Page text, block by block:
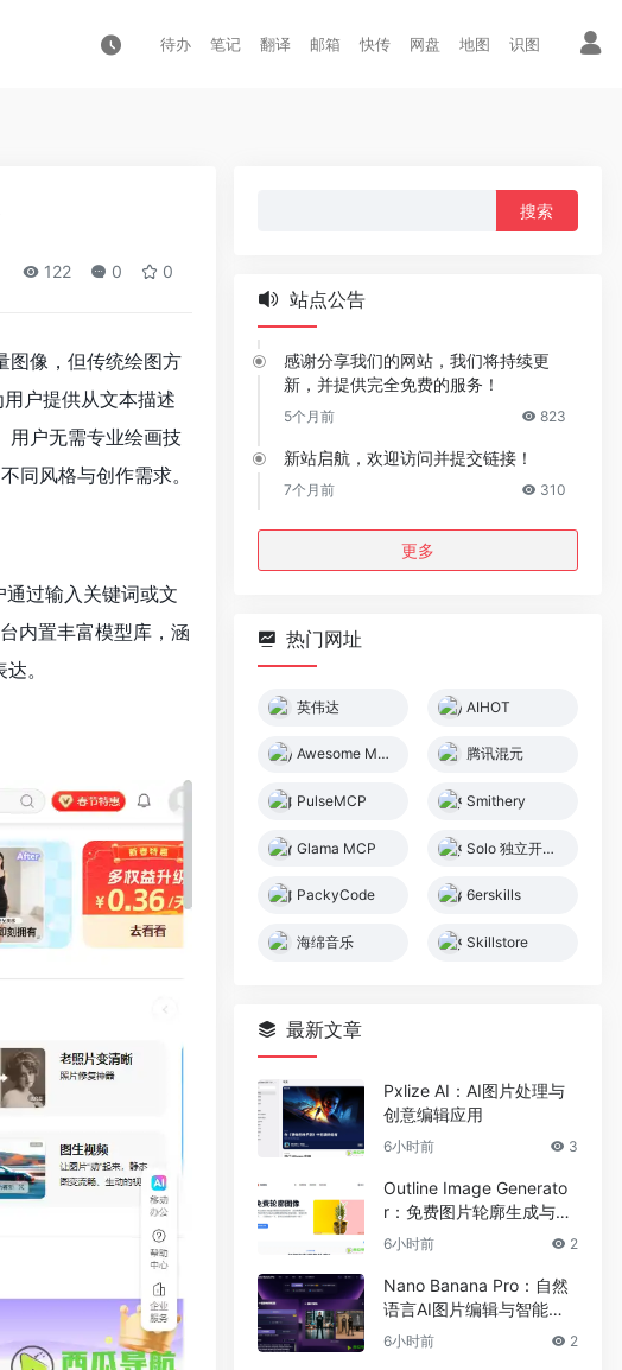
待办 笔记 翻译 邮箱 快传 网盘 地图 识图
122 0 0
图像，但传统绘图方
户提供从文本描述
用户无需专业绘画技
同风格与创作需求。
过输入关键词或文
内置丰富模型库，涵
。
站点公告
感谢分享我们的网站，我们将持续更
新，并提供完全免费的服务！
5个月前 823
新站启航，欢迎访问并提交链接！
7个月前 310
更多
热门网址
英伟达 AIHOT
Awesome MCP Servers 腾讯混元
PulseMCP Smithery
Glama MCP Solo 独立开发者社区
PackyCode 6erskills
海绵音乐 Skillstore
最新文章
Pxlize AI：AI图片处理与
创意编辑应用
6小时前 3
Outline Image Generato
r：免费图片轮廓生成与在
线图像编辑工具
6小时前 2
Nano Banana Pro：自然
语言AI图片编辑与智能图
像处理工具
6小时前 2